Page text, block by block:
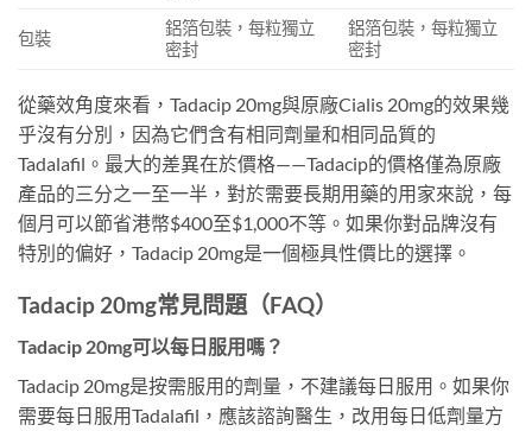
包裝
鋁箔包裝，每粒獨立
密封
鋁箔包裝，每粒獨立
密封
從藥效角度來看，Tadacip 20mg與原廠Cialis 20mg的效果幾
乎沒有分別，因為它們含有相同劑量和相同品質的
Tadalafil。最大的差異在於價格——Tadacip的價格僅為原廠
產品的三分之一至一半，對於需要長期用藥的用家來說，每
個月可以節省港幣$400至$1,000不等。如果你對品牌沒有
特別的偏好，Tadacip 20mg是一個極具性價比的選擇。
Tadacip 20mg常見問題（FAQ）
Tadacip 20mg可以每日服用嗎？
Tadacip 20mg是按需服用的劑量，不建議每日服用。如果你
需要每日服用Tadalafil，應該諮詢醫生，改用每日低劑量方